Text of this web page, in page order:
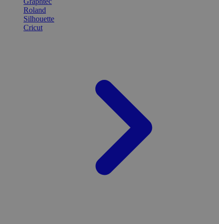
Roland
Silhouette
Cricut